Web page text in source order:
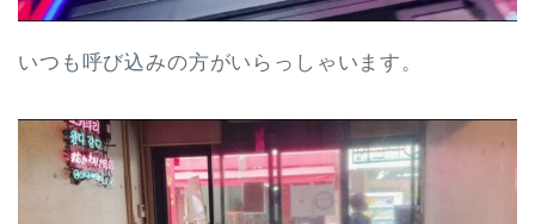
いつも呼び込みの方がいらっしゃいます。